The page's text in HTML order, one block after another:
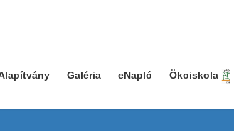
Galéria eNapló Ökoiskola